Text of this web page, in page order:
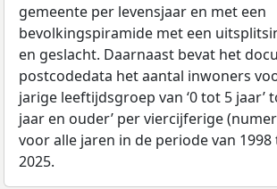
gemeente per levensjaar en met een
bevolkingspiramide met een
en geslacht. Daarnaast bevat het
postcodedata het aantal inwoners
jarige leeftijdsgroep van ‘0 tot 5 jaar’
jaar en ouder’ per viercijferige
voor alle jaren in de periode van
2025.